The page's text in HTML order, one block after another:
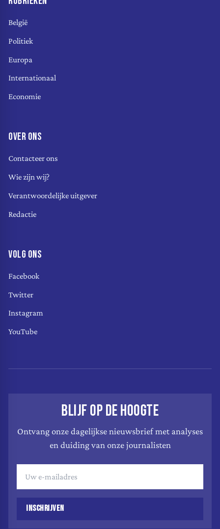
België
Politiek
Europa
Internationaal
Economie
OVER ONS
Contacteer ons
Wie zijn wij?
Verantwoordelijke uitgever
Redactie
VOLG ONS
Facebook
Twitter
Instagram
YouTube
BLIJF OP DE HOOGTE
Ontvang onze dagelijkse nieuwsbrief met analyses
en duiding van onze journalisten
INSCHRIJVEN